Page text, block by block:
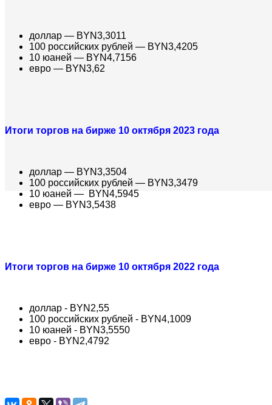
доллар — BYN3,3011
100 российских рублей — BYN3,4205
10 юаней — BYN4,7156
евро — BYN3,62
Итоги торгов на бирже 10 октября 2023 года
доллар — BYN3,3504
100 российских рублей — BYN3,3479
10 юаней — BYN4,5945
евро — BYN3,5438
Итоги торгов на бирже 10 октября 2022 года
доллар - BYN2,55
100 российских рублей - BYN4,1009
10 юаней - BYN3,5550
евро - BYN2,4792